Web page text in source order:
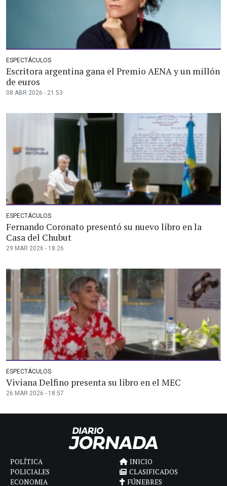
ESPECTÁCULOS
Escritora argentina gana el Premio AENA y un millón
de euros
08 ABR 2026 - 21:53
ESPECTÁCULOS
Fernando Coronato presentó su nuevo libro en la
Casa del Chubut
29 MAR 2026 - 18:26
ESPECTÁCULOS
Viviana Delfino presenta su libro en el MEC
26 MAR 2026 - 18:57
POLÍTICA
POLICIALES
ECONOMIA
INICIO
CLASIFICADOS
FÚNEBRES